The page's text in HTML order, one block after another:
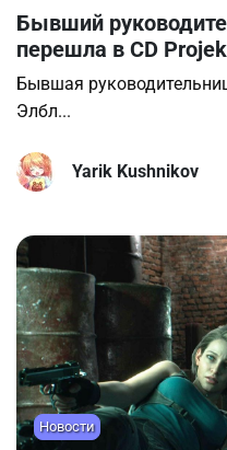
Бывший
перешла в CD
Бывшая
Элбл...
Yarik Kushnikov
Новости